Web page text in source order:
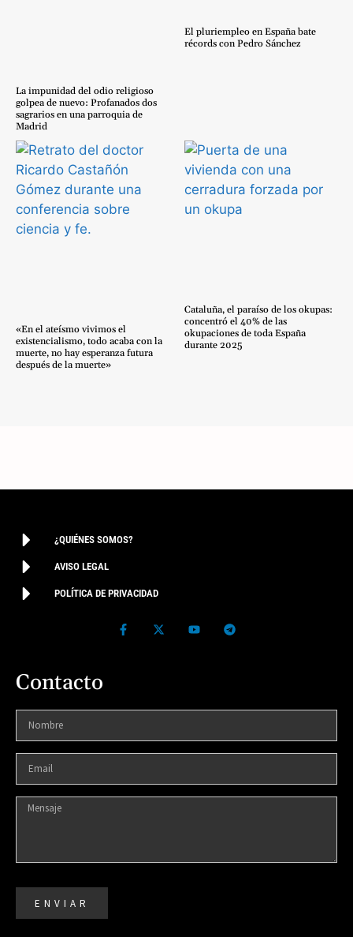
La impunidad del odio religioso
golpea de nuevo: Profanados dos
sagrarios en una parroquia de
Madrid
El pluriempleo en España bate
récords con Pedro Sánchez
«En el ateísmo vivimos el
existencialismo, todo acaba con la
muerte, no hay esperanza futura
después de la muerte»
Cataluña, el paraíso de los okupas:
concentró el 40% de las
okupaciones de toda España
durante 2025
¿QUIÉNES SOMOS?
AVISO LEGAL
POLÍTICA DE PRIVACIDAD
Contacto
ENVIAR